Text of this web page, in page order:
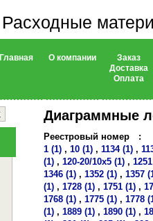
Расходные
Главная О компании
Заказ
Доставка
Оплата
Диаграммные
Реестровый номер
:
1 (1) , 10 (1) , 1134 (1) ,
(1) , 120-20/10х5 (1) ,
1346 (1) , 1352 (1) , 1357
(1) , 1728 (1) , 1751 (1) ,
1768 (1) , 1775 (1) , 1778
(1) , 1889 (1) , 1890 (1) ,